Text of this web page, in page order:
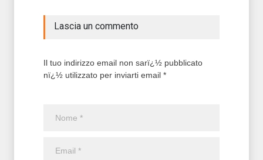
Lascia un commento
Il tuo indirizzo email non sarï¿½ pubblicato
nï¿½ utilizzato per inviarti email *